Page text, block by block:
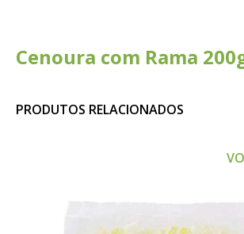
Cenoura com Rama
PRODUTOS RELACIONADOS